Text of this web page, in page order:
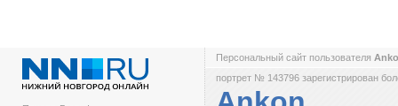
Персональный сайт пользователя
портрет № 143796 зарегистрирован